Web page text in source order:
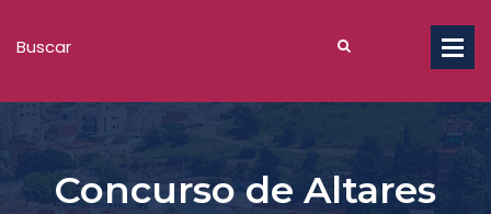
Concurso de Altares